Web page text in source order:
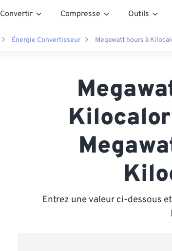
Convertir Compresse Outils
Énergie Convertisseur Megawatt hours à
Entrez une valeur ci-dessous